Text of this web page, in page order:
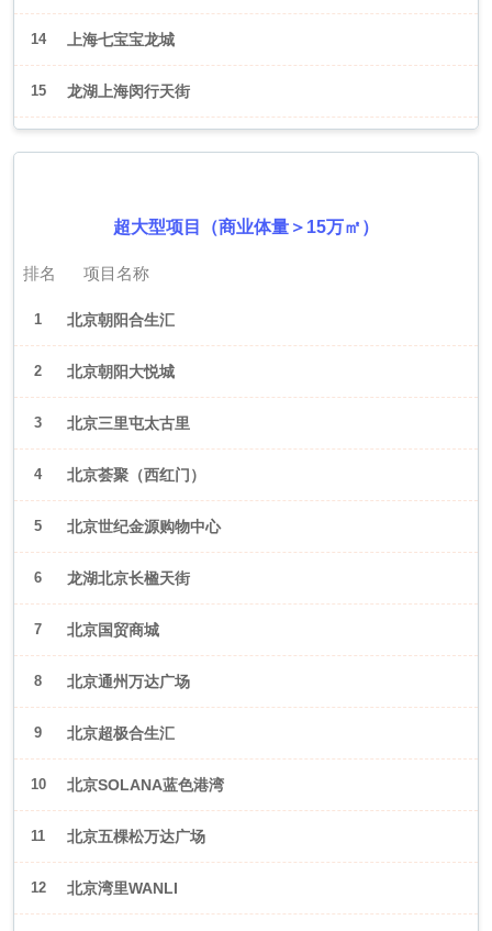
14 上海七宝宝龙城
15 龙湖上海闵行天街
超大型项目（商业体量＞15万㎡）
排名 项目名称
1 北京朝阳合生汇
2 北京朝阳大悦城
3 北京三里屯太古里
4 北京荟聚（西红门）
5 北京世纪金源购物中心
6 龙湖北京长楹天街
7 北京国贸商城
8 北京通州万达广场
9 北京超极合生汇
10 北京SOLANA蓝色港湾
11 北京五棵松万达广场
12 北京湾里WANLI